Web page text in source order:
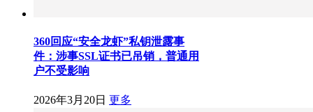
360回应“安全龙虾”私钥泄露事
件：涉事SSL证书已吊销，普通用
户不受影响
2026年3月20日 更多